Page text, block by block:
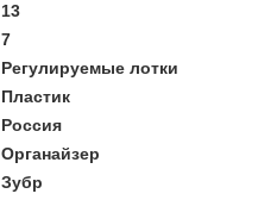
13
7
Регулируемые лотки
Пластик
Россия
Органайзер
Зубр